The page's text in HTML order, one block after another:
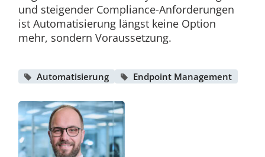
und steigender Compliance-Anforderungen
ist Automatisierung längst keine Option
mehr, sondern Voraussetzung.
Automatisierung Endpoint Management